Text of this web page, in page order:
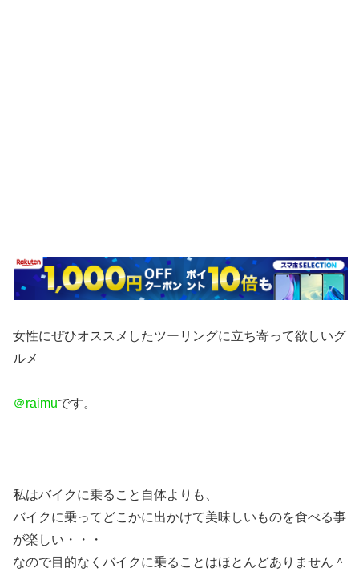
女性にぜひオススメしたツーリングに立ち寄って欲しいグ
ルメ
＠raimuです。
私はバイクに乗ること自体よりも、
バイクに乗ってどこかに出かけて美味しいものを食べる事
が楽しい・・・
なので目的なくバイクに乗ることはほとんどありません＾